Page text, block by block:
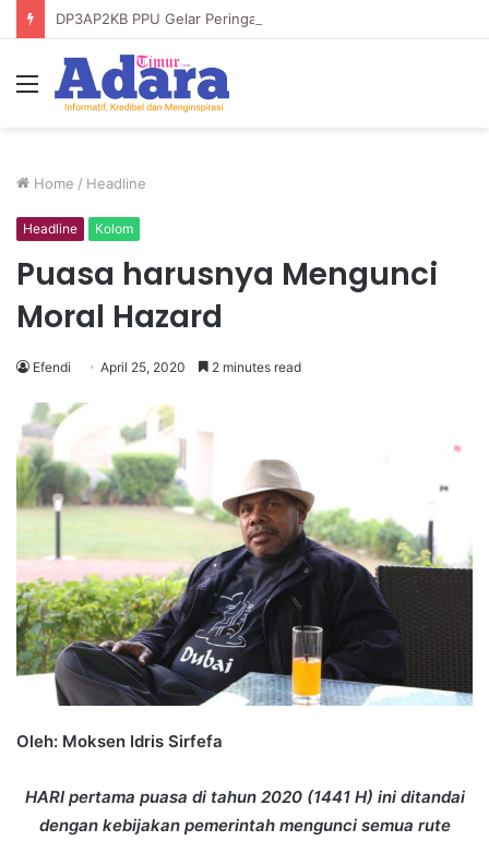
Menu
Home / Headline
Headline Kolom
Puasa harusnya Mengunci
Moral Hazard
Efendi April 25, 2020 2 minutes read
Oleh: Moksen Idris Sirfefa
HARI pertama puasa di tahun 2020 (1441 H) ini ditandai
dengan kebijakan pemerintah mengunci semua rute